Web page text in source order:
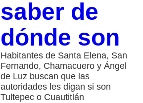
saber de
dónde son
Habitantes de Santa Elena, San
Fernando, Chamacuero y Ángel
de Luz buscan que las
autoridades les digan si son
Tultepec o Cuautitlán